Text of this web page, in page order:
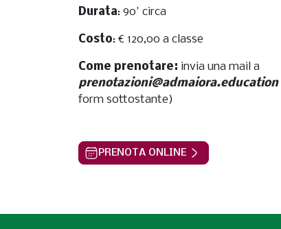
Durata: 90' circa
Costo: € 120,00 a classe
Come prenotare: invia una mail a
prenotazioni@admaiora.education
form sottostante)
PRENOTA ONLINE